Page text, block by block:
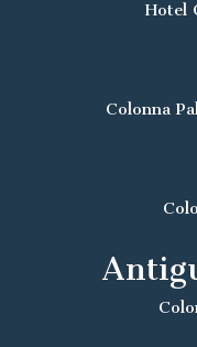
Hotel
Colonna